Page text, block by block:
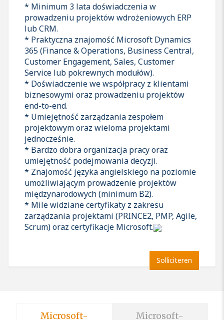
* Minimum 3 lata doświadczenia w
prowadzeniu projektów wdrożeniowych ERP
lub CRM.
* Praktyczna znajomość Microsoft Dynamics
365 (Finance & Operations, Business Central,
Customer Engagement, Sales, Customer
Service lub pokrewnych modułów).
* Doświadczenie we współpracy z klientami
biznesowymi oraz prowadzeniu projektów
end-to-end.
* Umiejętność zarządzania zespołem
projektowym oraz wieloma projektami
jednocześnie.
* Bardzo dobra organizacja pracy oraz
umiejętność podejmowania decyzji.
* Znajomość języka angielskiego na poziomie
umożliwiającym prowadzenie projektów
międzynarodowych (minimum B2).
* Mile widziane certyfikaty z zakresu
zarządzania projektami (PRINCE2, PMP, Agile,
Scrum) oraz certyfikacje Microsoft.
Solliciteren
Microsoft- Microsoft-